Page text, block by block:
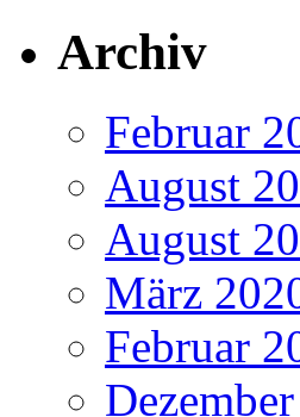
Archiv
Februar
August
August
März
Februar